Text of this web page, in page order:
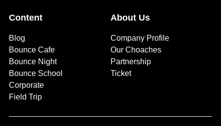
Content
Blog
Bounce Cafe
Bounce Night
Bounce School
Corporate
Field Trip
About Us
Company Profile
Our Choaches
Partnership
Ticket